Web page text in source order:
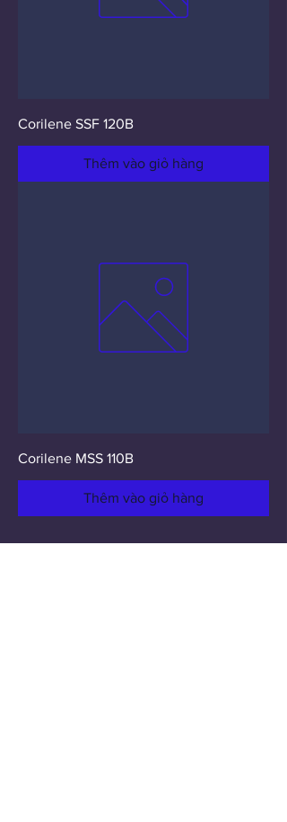
Corilene SSF 120B
Thêm vào giỏ hàng
Corilene MSS 110B
Thêm vào giỏ hàng